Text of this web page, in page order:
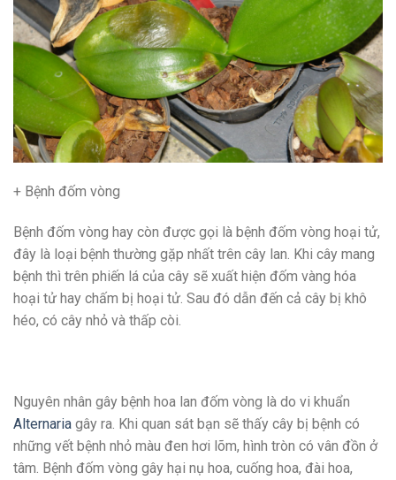
+ Bệnh đốm vòng
Bệnh đốm vòng hay còn được gọi là bệnh đốm vòng hoại tử,
đây là loại bệnh thường gặp nhất trên cây lan. Khi cây mang
bệnh thì trên phiến lá của cây sẽ xuất hiện đốm vàng hóa
hoại tử hay chấm bị hoại tử. Sau đó dẫn đến cả cây bị khô
héo, có cây nhỏ và thấp còi.
Nguyên nhân gây bệnh hoa lan đốm vòng là do vi khuẩn
Alternaria gây ra. Khi quan sát bạn sẽ thấy cây bị bệnh có
những vết bệnh nhỏ màu đen hơi lõm, hình tròn có vân đồn ở
tâm. Bệnh đốm vòng gây hại nụ hoa, cuống hoa, đài hoa,